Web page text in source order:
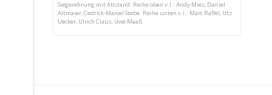
Siegerehrung mit Abstand: Reihe oben v.l.: Andy Mies, Daniel
Altmaier, Cedrick-Marcel Stebe. Reihe unten v.l.: Marc Raffel, Utz
Uecker, Ulrich Claus, Uwe Maaß